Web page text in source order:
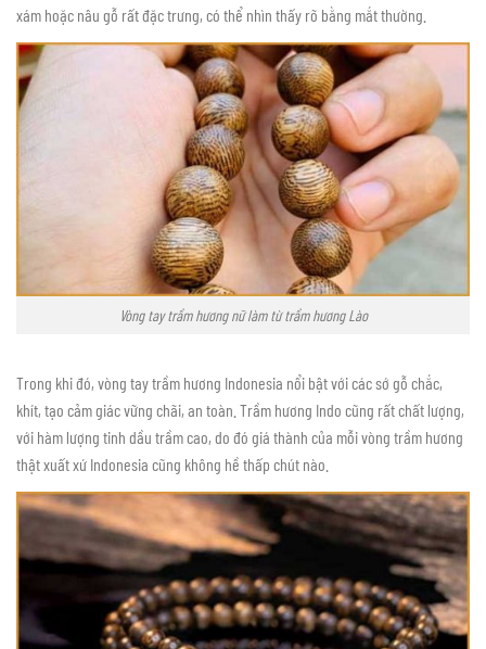
xám hoặc nâu gỗ rất đặc trưng, có thể nhìn thấy rõ bằng mắt thường.
Vòng tay trầm hương nữ làm từ trầm hương Lào
Trong khi đó, vòng tay trầm hương Indonesia nổi bật với các sớ gỗ chắc,
khít, tạo cảm giác vững chãi, an toàn. Trầm hương Indo cũng rất chất lượng,
với hàm lượng tinh dầu trầm cao, do đó giá thành của mỗi vòng trầm hương
thật xuất xứ Indonesia cũng không hề thấp chút nào.